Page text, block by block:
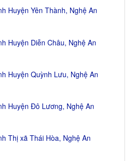
Huyện Yên Thành, Nghệ An
Huyện Diễn Châu, Nghệ An
Huyện Quỳnh Lưu, Nghệ An
Huyện Đô Lương, Nghệ An
Thị xã Thái Hòa, Nghệ An